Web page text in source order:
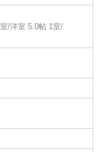
/洋室 5.0帖 1室/